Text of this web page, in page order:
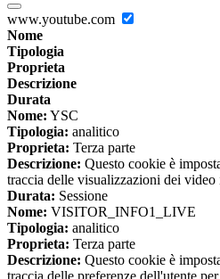
www.youtube.com
Nome
Tipologia
Proprieta
Descrizione
Durata
Nome: YSC
Tipologia: analitico
Proprieta: Terza parte
Descrizione: Questo cookie è
traccia delle visualizzazioni dei video
Durata: Sessione
Nome: VISITOR_INFO1_LIVE
Tipologia: analitico
Proprieta: Terza parte
Descrizione: Questo cookie è